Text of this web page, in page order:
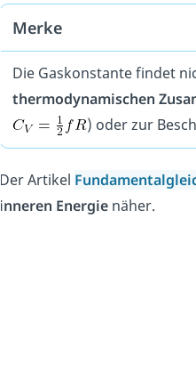
Merke
Die Gaskonstante findet
thermodynamischen
) oder zur
Der Artikel
inneren Energie näher.